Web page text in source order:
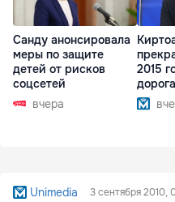
Санду анонсировала
меры по защите
детей от рисков
соцсетей
вчера
2015
Unimedia 3 сентября 2010,